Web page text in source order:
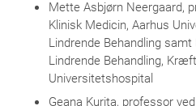
Mette Asbjørn Neergaard,
Klinisk Medicin, Aarhus
Lindrende Behandling
Lindrende Behandling,
Universitetshospital
Geana Kurita, professor